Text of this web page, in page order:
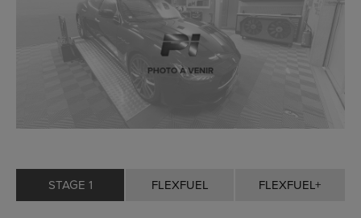
STAGE 1 FLEXFUEL FLEXFUEL+